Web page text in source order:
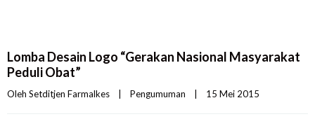
Lomba Desain Logo “Gerakan Nasional Masyarakat
Peduli Obat”
Oleh Setditjen Farmalkes Pengumuman 15 Mei 2015